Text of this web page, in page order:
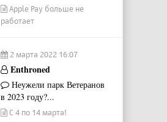
Apple Pay больше не
работает
2 марта 2022 16:07
Enthroned
Неужели парк Ветеранов
в 2023 году?...
С 4 по 14 марта!